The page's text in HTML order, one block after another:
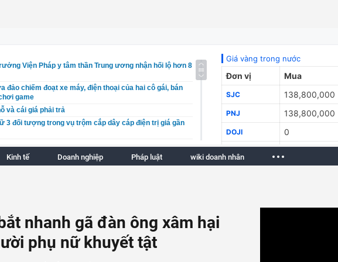
Viện Pháp y tâm thần Trung ương nhận hối lộ hơn 8
đảo chiếm đoạt xe máy, điện thoại của hai cô gái, bán
game
và cái giá phải trả
3 đối tượng trong vụ trộm cắp dây cáp điện trị giá gần
gạo không rõ nguồn gốc đóng bao bì nhãn hiệu ST25
nhanh 86 shipper, phát hiện 2 trường hợp dương tính
1
trọng điểm đã giải ngân đạt 31,5% kế hoạch vốn được
"đỏ lửa", giá dầu tiếp tục giảm thêm 5%
Kinh tế Doanh nghiệp Pháp luật wiki doanh nhân
nhanh gã đàn ông xâm hại
phụ nữ khuyết tật